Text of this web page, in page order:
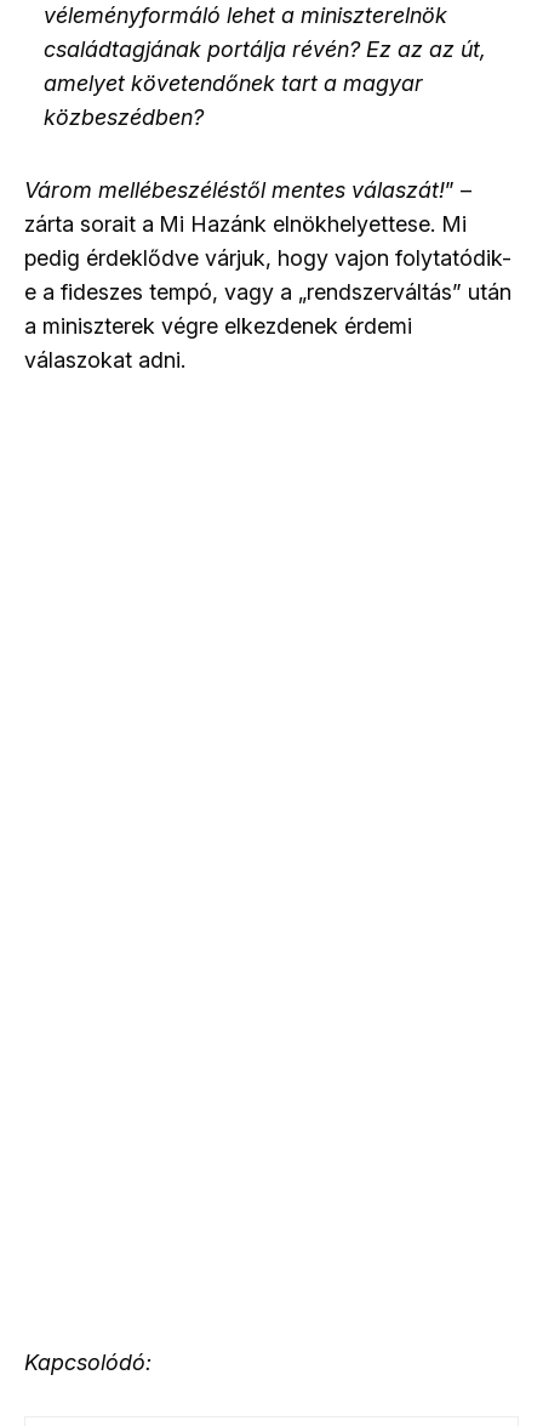
véleményformáló lehet a miniszterelnök
családtagjának portálja révén? Ez az az út,
amelyet követendőnek tart a magyar
közbeszédben?
Várom mellébeszéléstől mentes válaszát!” –
zárta sorait a Mi Hazánk elnökhelyettese. Mi
pedig érdeklődve várjuk, hogy vajon folytatódik-
e a fideszes tempó, vagy a „rendszerváltás” után
a miniszterek végre elkezdenek érdemi
válaszokat adni.
Kapcsolódó: